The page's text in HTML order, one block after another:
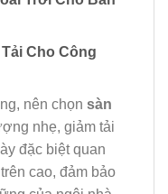
Cho Công
nên chọn sàn
nhẹ, giảm tải
đặc biệt quan
cao, đảm bảo